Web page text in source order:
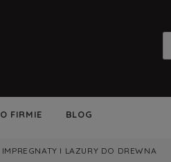
O FIRMIE BLOG
IMPREGNATY I LAZURY DO DREWNA